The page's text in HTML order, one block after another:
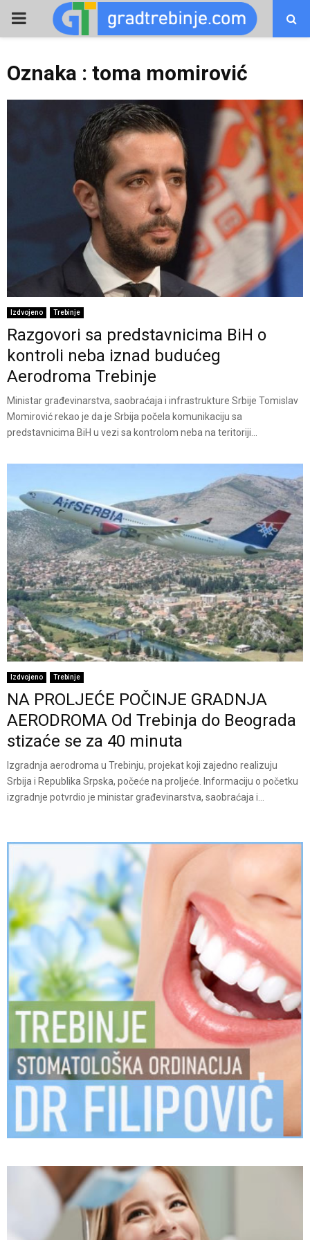
PRIMARY
Oznaka : toma momirović
Izdvojeno Trebinje
Razgovori sa predstavnicima BiH o
kontroli neba iznad budućeg
Aerodroma Trebinje
Ministar građevinarstva, saobraćaja i infrastrukture Srbije Tomislav
Momirović rekao je da je Srbija počela komunikaciju sa
predstavnicima BiH u vezi sa kontrolom neba na teritoriji...
Izdvojeno Trebinje
NA PROLJEĆE POČINJE GRADNJA
AERODROMA Od Trebinja do Beograda
stizaće se za 40 minuta
Izgradnja aerodroma u Trebinju, projekat koji zajedno realizuju
Srbija i Republika Srpska, počeće na proljeće. Informaciju o početku
izgradnje potvrdio je ministar građevinarstva, saobraćaja i...